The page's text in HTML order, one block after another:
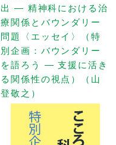
出 — 精神科における治
療関係とバウンダリー
問題〈エッセイ〉（特
別企画：バウンダリー
を語ろう — 支援に活き
る関係性の視点）（山
登敬之）